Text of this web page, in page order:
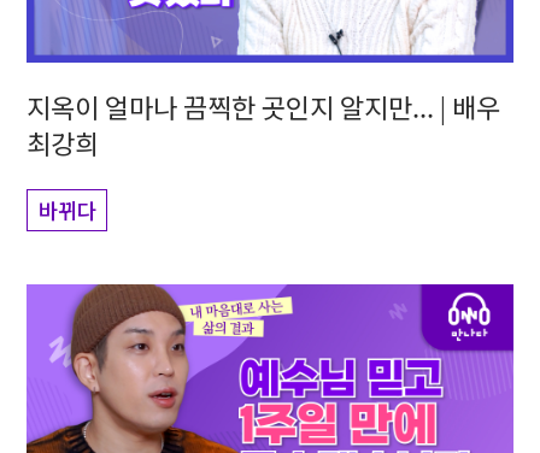
지옥이 얼마나 끔찍한 곳인지 알지만... | 배우
최강희
바뀌다